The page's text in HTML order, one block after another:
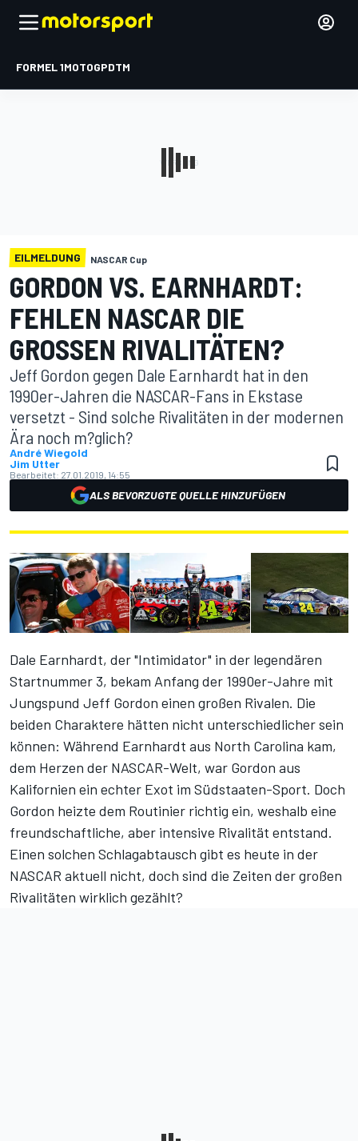
FORMEL 1MOTOGPDTM
EILMELDUNG NASCAR Cup
GORDON VS. EARNHARDT:
FEHLEN NASCAR DIE
GROSSEN RIVALITÄTEN?
Jeff Gordon gegen Dale Earnhardt hat in den
1990er-Jahren die NASCAR-Fans in Ekstase
versetzt - Sind solche Rivalitäten in der modernen
Ära noch m?glich?
André Wiegold
Jim Utter
Bearbeitet: 27.01.2019, 14:55
ALS BEVORZUGTE QUELLE HINZUFÜGEN
Dale Earnhardt, der "Intimidator" in der legendären
Startnummer 3, bekam Anfang der 1990er-Jahre mit
Jungspund Jeff Gordon einen großen Rivalen. Die
beiden Charaktere hätten nicht unterschiedlicher sein
können: Während Earnhardt aus North Carolina kam,
dem Herzen der NASCAR-Welt, war Gordon aus
Kalifornien ein echter Exot im Südstaaten-Sport. Doch
Gordon heizte dem Routinier richtig ein, weshalb eine
freundschaftliche, aber intensive Rivalität entstand.
Einen solchen Schlagabtausch gibt es heute in der
NASCAR aktuell nicht, doch sind die Zeiten der großen
Rivalitäten wirklich gezählt?